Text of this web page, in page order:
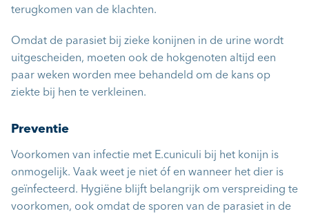
terugkomen van de klachten.
Omdat de parasiet bij zieke konijnen in de urine wordt
uitgescheiden, moeten ook de hokgenoten altijd een
paar weken worden mee behandeld om de kans op
ziekte bij hen te verkleinen.
Preventie
Voorkomen van infectie met E.cuniculi bij het konijn is
onmogelijk. Vaak weet je niet óf en wanneer het dier is
geïnfecteerd. Hygiëne blijft belangrijk om verspreiding te
voorkomen, ook omdat de sporen van de parasiet in de